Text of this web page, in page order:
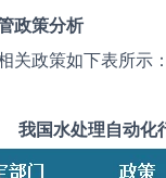
政策分析
关政策如下表所示：
我国水处理自动化